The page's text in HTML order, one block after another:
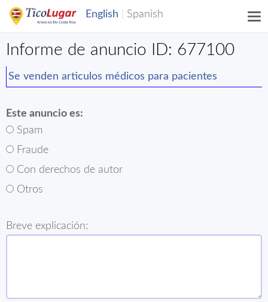
Informe de anuncio ID: 677100
Se venden articulos médicos para pacientes
Este anuncio es:
Spam
Fraude
Con derechos de autor
Otros
Breve explicación: